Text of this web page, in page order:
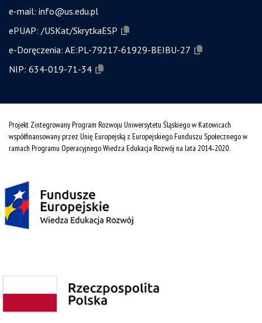
e-mail: info@us.edu.pl
ePUAP: /USKat/SkrytkaESP
e-Doręczenia: AE:PL-79217-61929-BEIBU-27
NIP: 634-019-71-34
Projekt Zintegrowany Program Rozwoju Uniwersytetu Śląskiego w Katowicach
współfinansowany przez Unię Europejską z Europejskiego Funduszu Społecznego w
ramach Programu Operacyjnego Wiedza Edukacja Rozwój na lata 2014˗2020.